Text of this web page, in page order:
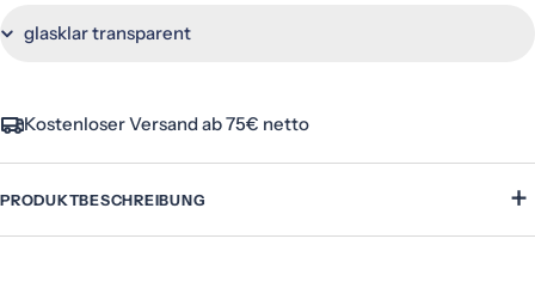
Kostenloser Versand ab 75€ netto
PRODUKTBESCHREIBUNG +